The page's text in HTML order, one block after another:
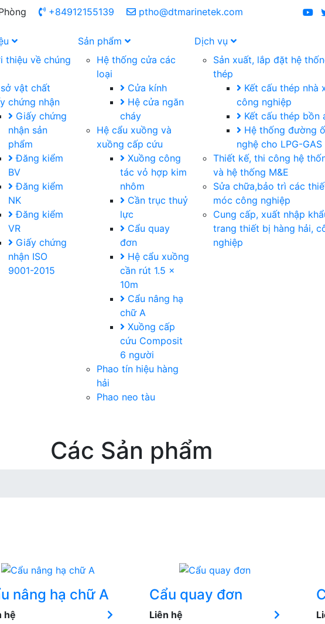
+84912155139 ptho@dtmarinetek.com
thiệu về chúng
vật chất
chứng nhận
Giấy chứng
nhận sản
phẩm
Đăng kiểm
BV
Đăng kiểm
NK
Đăng kiểm
VR
Giấy chứng
nhận ISO
9001-2015
Sản phẩm
Hệ thống cửa các
loại
Cửa kính
Hệ cửa ngăn
cháy
Hệ cẩu xuồng và
xuồng cấp cứu
Xuồng công
tác vỏ hợp kim
nhôm
Cần trục thuỷ
lực
Cẩu quay
đơn
Hệ cẩu xuồng
cần rút 1.5 x
10m
Cẩu nâng hạ
chữ A
Xuồng cấp
cứu Composit
6 người
Phao tín hiệu hàng
hải
Phao neo tàu
Dịch vụ
Sản xuất, lắp đặt hệ
thép
Kết cấu thép nhà
công nghiệp
Kết cấu thép bồn
Hệ thống đường
nghệ cho LPG-GAS
Thiết kế, thi công hệ
và hệ thống M&E
Sửa chữa,bảo trì các
móc công nghiệp
Cung cấp, xuất nhập
trang thiết bị hàng hải,
nghiệp
Các Sản phẩm
nâng hạ chữ A
hệ
Cẩu quay đơn
Liên hệ